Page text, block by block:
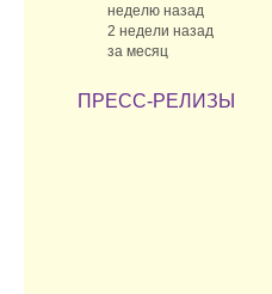
неделю назад
2 недели назад
за месяц
ПРЕСС-РЕЛИЗЫ